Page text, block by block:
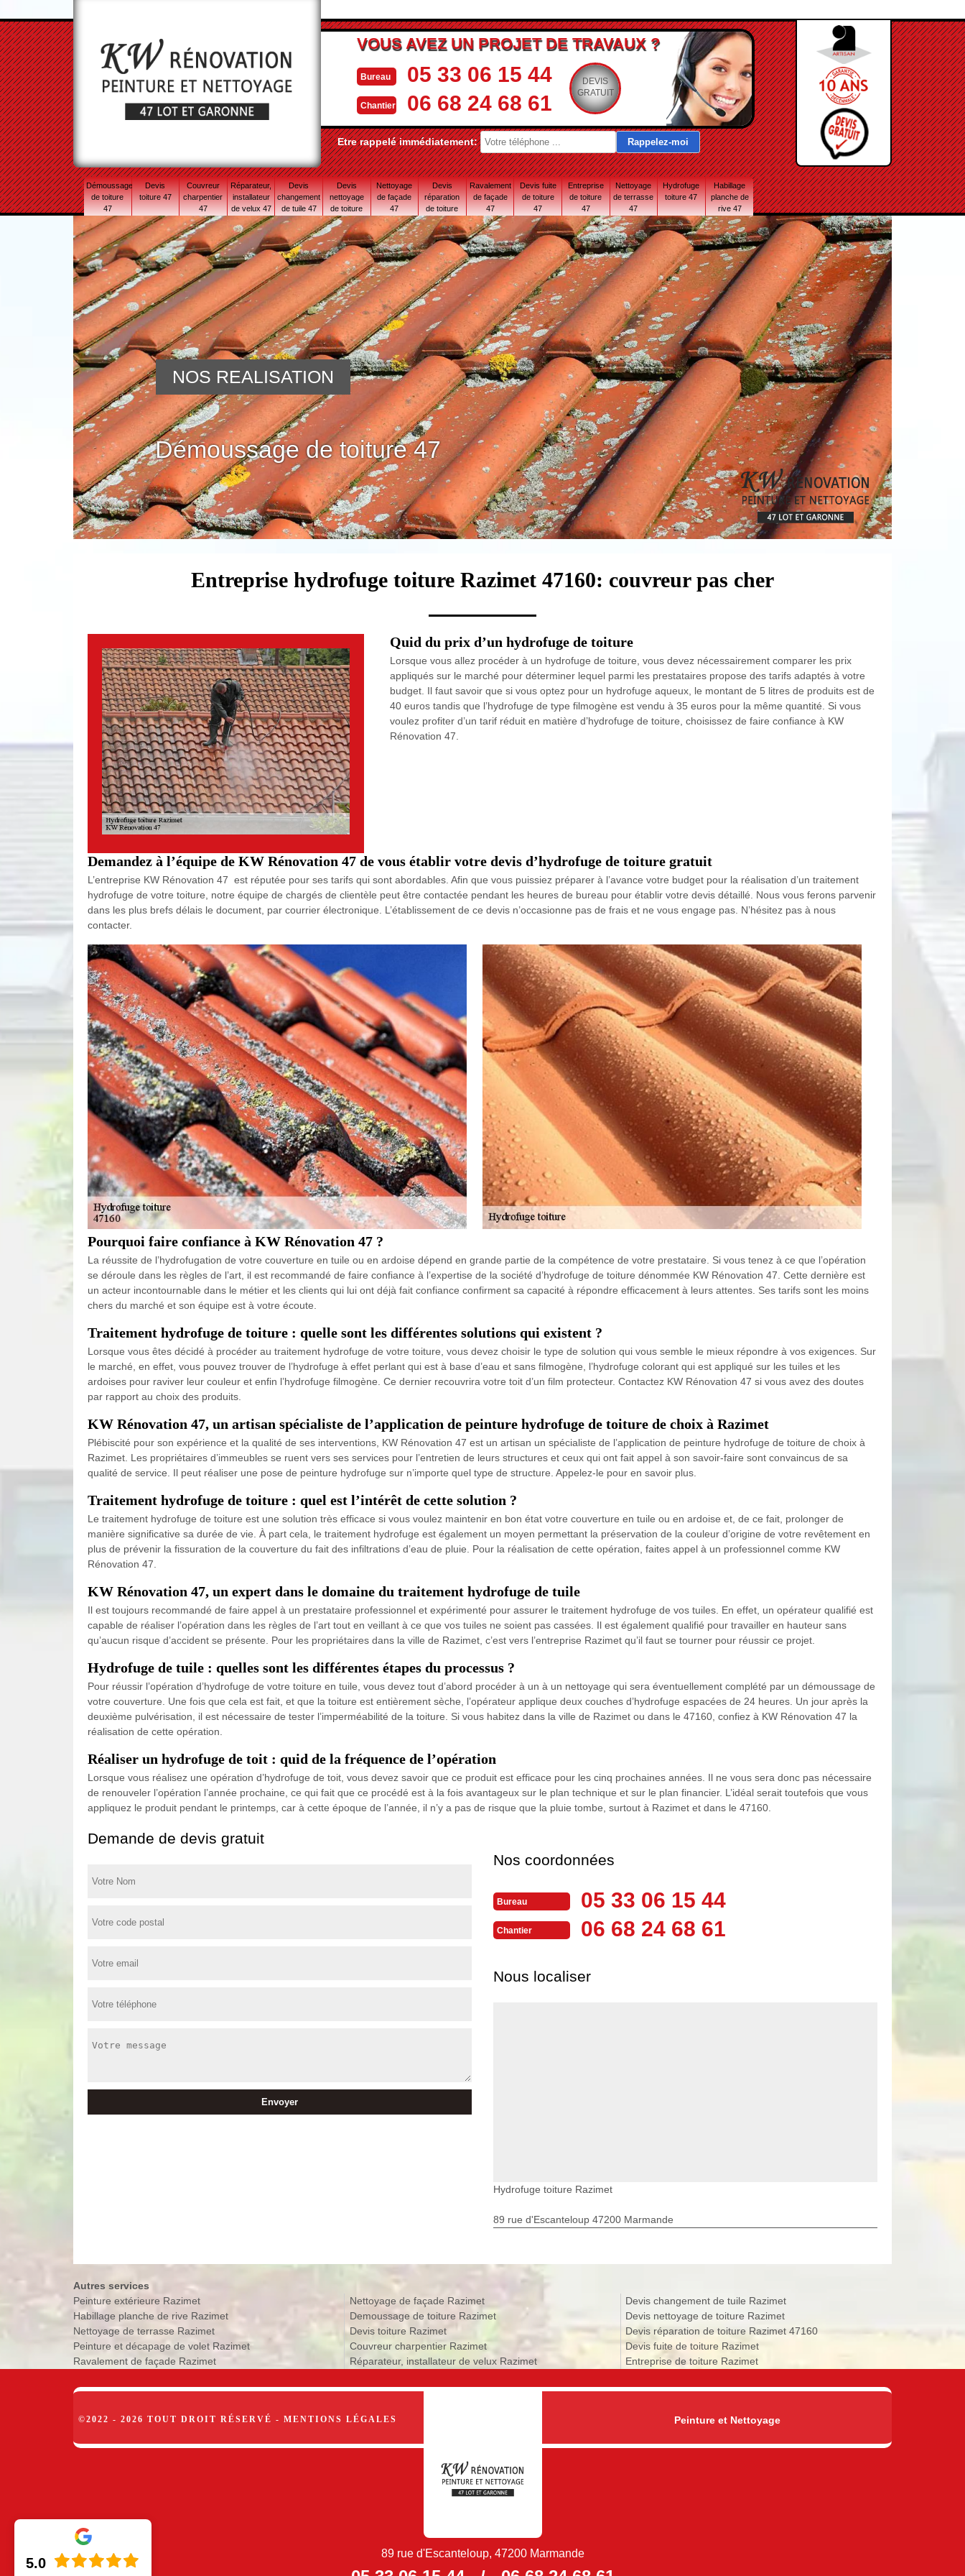
VOUS AVEZ UN PROJET DE TRAVAUX ?
Bureau 05 33 06 15 44
Chantier 06 68 24 68 61
DEVIS
GRATUIT
Etre rappelé immédiatement:
Démoussage
de toiture
47
Devis
toiture 47
Couvreur
charpentier
47
Réparateur,
installateur
de velux 47
Devis
changement
de tuile 47
Devis
nettoyage
de toiture
47
Nettoyage
de façade
47
Devis
réparation
de toiture
47 Lot-et-
Garonne
Ravalement
de façade
47
Devis fuite
de toiture
47
Entreprise
de toiture
47
Nettoyage
de terrasse
47
Hydrofuge
toiture 47
Habillage
planche de
rive 47
Démoussage de toiture 47
NOS REALISATION
Entreprise hydrofuge toiture Razimet 47160: couvreur pas cher
Quid du prix d’un hydrofuge de toiture
Lorsque vous allez procéder à un hydrofuge de toiture, vous devez nécessairement comparer les prix
appliqués sur le marché pour déterminer lequel parmi les prestataires propose des tarifs adaptés à votre
budget. Il faut savoir que si vous optez pour un hydrofuge aqueux, le montant de 5 litres de produits est de
40 euros tandis que l’hydrofuge de type filmogène est vendu à 35 euros pour la même quantité. Si vous
voulez profiter d’un tarif réduit en matière d’hydrofuge de toiture, choisissez de faire confiance à KW
Rénovation 47.
Demandez à l’équipe de KW Rénovation 47 de vous établir votre devis d’hydrofuge de toiture gratuit
L’entreprise KW Rénovation 47 est réputée pour ses tarifs qui sont abordables. Afin que vous puissiez préparer à l’avance votre budget pour la réalisation d’un traitement
hydrofuge de votre toiture, notre équipe de chargés de clientèle peut être contactée pendant les heures de bureau pour établir votre devis détaillé. Nous vous ferons parvenir
dans les plus brefs délais le document, par courrier électronique. L’établissement de ce devis n’occasionne pas de frais et ne vous engage pas. N’hésitez pas à nous
contacter.
Pourquoi faire confiance à KW Rénovation 47 ?
La réussite de l’hydrofugation de votre couverture en tuile ou en ardoise dépend en grande partie de la compétence de votre prestataire. Si vous tenez à ce que l’opération
se déroule dans les règles de l’art, il est recommandé de faire confiance à l’expertise de la société d’hydrofuge de toiture dénommée KW Rénovation 47. Cette dernière est
un acteur incontournable dans le métier et les clients qui lui ont déjà fait confiance confirment sa capacité à répondre efficacement à leurs attentes. Ses tarifs sont les moins
chers du marché et son équipe est à votre écoute.
Traitement hydrofuge de toiture : quelle sont les différentes solutions qui existent ?
Lorsque vous êtes décidé à procéder au traitement hydrofuge de votre toiture, vous devez choisir le type de solution qui vous semble le mieux répondre à vos exigences. Sur
le marché, en effet, vous pouvez trouver de l’hydrofuge à effet perlant qui est à base d’eau et sans filmogène, l’hydrofuge colorant qui est appliqué sur les tuiles et les
ardoises pour raviver leur couleur et enfin l’hydrofuge filmogène. Ce dernier recouvrira votre toit d’un film protecteur. Contactez KW Rénovation 47 si vous avez des doutes
par rapport au choix des produits.
KW Rénovation 47, un artisan spécialiste de l’application de peinture hydrofuge de toiture de choix à Razimet
Plébiscité pour son expérience et la qualité de ses interventions, KW Rénovation 47 est un artisan un spécialiste de l’application de peinture hydrofuge de toiture de choix à
Razimet. Les propriétaires d’immeubles se ruent vers ses services pour l’entretien de leurs structures et ceux qui ont fait appel à son savoir-faire sont convaincus de sa
qualité de service. Il peut réaliser une pose de peinture hydrofuge sur n’importe quel type de structure. Appelez-le pour en savoir plus.
Traitement hydrofuge de toiture : quel est l’intérêt de cette solution ?
Le traitement hydrofuge de toiture est une solution très efficace si vous voulez maintenir en bon état votre couverture en tuile ou en ardoise et, de ce fait, prolonger de
manière significative sa durée de vie. À part cela, le traitement hydrofuge est également un moyen permettant la préservation de la couleur d’origine de votre revêtement en
plus de prévenir la fissuration de la couverture du fait des infiltrations d’eau de pluie. Pour la réalisation de cette opération, faites appel à un professionnel comme KW
Rénovation 47.
KW Rénovation 47, un expert dans le domaine du traitement hydrofuge de tuile
Il est toujours recommandé de faire appel à un prestataire professionnel et expérimenté pour assurer le traitement hydrofuge de vos tuiles. En effet, un opérateur qualifié est
capable de réaliser l’opération dans les règles de l’art tout en veillant à ce que vos tuiles ne soient pas cassées. Il est également qualifié pour travailler en hauteur sans
qu’aucun risque d’accident se présente. Pour les propriétaires dans la ville de Razimet, c’est vers l’entreprise Razimet qu’il faut se tourner pour réussir ce projet.
Hydrofuge de tuile : quelles sont les différentes étapes du processus ?
Pour réussir l’opération d’hydrofuge de votre toiture en tuile, vous devez tout d’abord procéder à un à un nettoyage qui sera éventuellement complété par un démoussage de
votre couverture. Une fois que cela est fait, et que la toiture est entièrement sèche, l’opérateur applique deux couches d’hydrofuge espacées de 24 heures. Un jour après la
deuxième pulvérisation, il est nécessaire de tester l’imperméabilité de la toiture. Si vous habitez dans la ville de Razimet ou dans le 47160, confiez à KW Rénovation 47 la
réalisation de cette opération.
Réaliser un hydrofuge de toit : quid de la fréquence de l’opération
Lorsque vous réalisez une opération d’hydrofuge de toit, vous devez savoir que ce produit est efficace pour les cinq prochaines années. Il ne vous sera donc pas nécessaire
de renouveler l’opération l’année prochaine, ce qui fait que ce procédé est à la fois avantageux sur le plan technique et sur le plan financier. L’idéal serait toutefois que vous
appliquez le produit pendant le printemps, car à cette époque de l’année, il n’y a pas de risque que la pluie tombe, surtout à Razimet et dans le 47160.
Demande de devis gratuit
Nos coordonnées
Bureau 05 33 06 15 44
Chantier 06 68 24 68 61
Nous localiser
Hydrofuge toiture Razimet
89 rue d'Escanteloup 47200 Marmande
Autres services
Peinture extérieure Razimet
Habillage planche de rive Razimet
Nettoyage de terrasse Razimet
Peinture et décapage de volet Razimet
Ravalement de façade Razimet
Nettoyage de façade Razimet
Demoussage de toiture Razimet
Devis toiture Razimet
Couvreur charpentier Razimet
Réparateur, installateur de velux Razimet
Devis changement de tuile Razimet
Devis nettoyage de toiture Razimet
Devis réparation de toiture Razimet 47160
Devis fuite de toiture Razimet
Entreprise de toiture Razimet
©2022 - 2026 TOUT DROIT RÉSERVÉ - MENTIONS LÉGALES Peinture et Nettoyage
89 rue d'Escanteloup, 47200 Marmande
5.0